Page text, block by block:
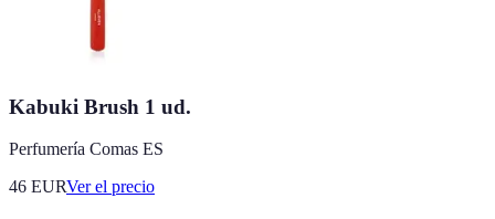
Kabuki Brush 1 ud.
Perfumería Comas ES
46 EURVer el precio